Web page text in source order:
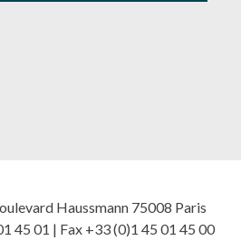
Haussmann 75008 Paris
45 01 | Fax +33 (0)1 45 01 45 00